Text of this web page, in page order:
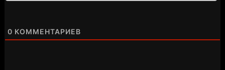
0 КОММЕНТАРИЕВ